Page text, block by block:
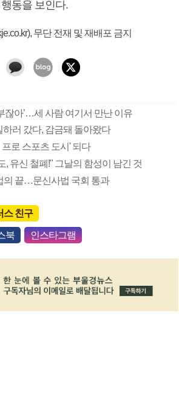
동을 보인다.
무단 전재 및 재배포 금지
잖아’…세 사람 여기서 만난 이유
하러 갔다, 감금돼 돌아왔다
로 스포츠 도시' 되다
, 유신 철폐!" 그날의 함성이 남긴 것
의 끝…문신사법 국회 통과
스 친구
북 인스타그램